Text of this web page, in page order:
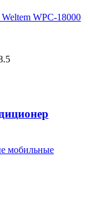
WPC-18000
мобильные